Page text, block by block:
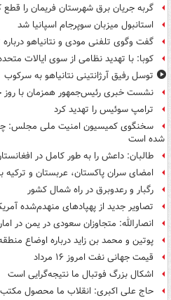
گربه جریان برق شهرستان فریمان را قطع
استانبول میزبان سوپرجام اسپانیا شد
گفت وگوی تلفنی مودی و نتانیاهو
کوبا: با تهدید نظامی از سوی ایالات
توسل رفیق آرژانتینی نتانیاهو به سرکوب
نشست خبری رئیس‌جمهور همزمان با روز
ترامپ سوئیس را تهدید کرد
سخنگوی کمیسیون امنیت ملی مجلس:
شده است
طالبان: داعش را به طور کامل در
امضای سران پاکستان، عربستان و ترکیه
رگبار و رعدوبرق در راه شمال کشور
تصاویر جدید از پهپادهای منهدم‌شده
انصارالله: متجاوزان سعودی در یمن در
پوتین و محمد بن زاید درباره اوضاع
قیمت جهانی نفت امروز ۱۶ مرداد
اشکال بزرگ فوتبال ما نتیجه‌گرایی است
حاج علی اکبری: انقلاب ما محصول